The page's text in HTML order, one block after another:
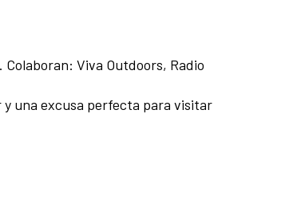
Viva Outdoors, Radio
y una excusa perfecta para visitar